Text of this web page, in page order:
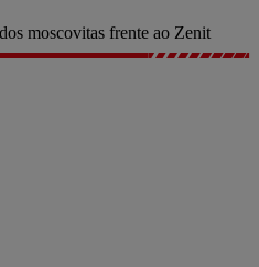
moscovitas frente ao Zenit